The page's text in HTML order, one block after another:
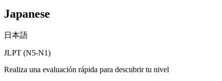
Japanese
日本語
JLPT (N5-N1)
Realiza una evaluación rápida para descubrir tu nivel